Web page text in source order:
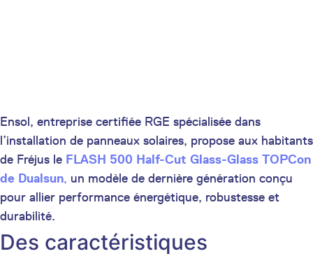
Ensol, entreprise certifiée RGE spécialisée dans
l’installation de panneaux solaires, propose aux habitants
de Fréjus le FLASH 500 Half-Cut Glass-Glass TOPCon
de Dualsun, un modèle de dernière génération conçu
pour allier performance énergétique, robustesse et
durabilité.
Des caractéristiques